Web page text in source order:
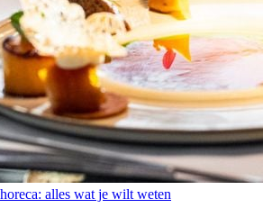
alles wat je wilt weten